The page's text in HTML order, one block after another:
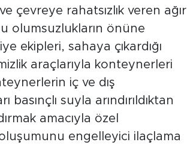
çevreye rahatsızlık veren ağır
olumsuzlukların önüne
ekipleri, sahaya çıkardığı
araçlarıyla konteynerleri
iç ve dış
suyla arındırıldıktan
amacıyla özel
engelleyici ilaçlama